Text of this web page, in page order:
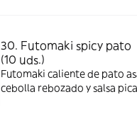
30. Futomaki spicy pato
(10 uds.)
Futomaki caliente de pato
cebolla rebozado y salsa